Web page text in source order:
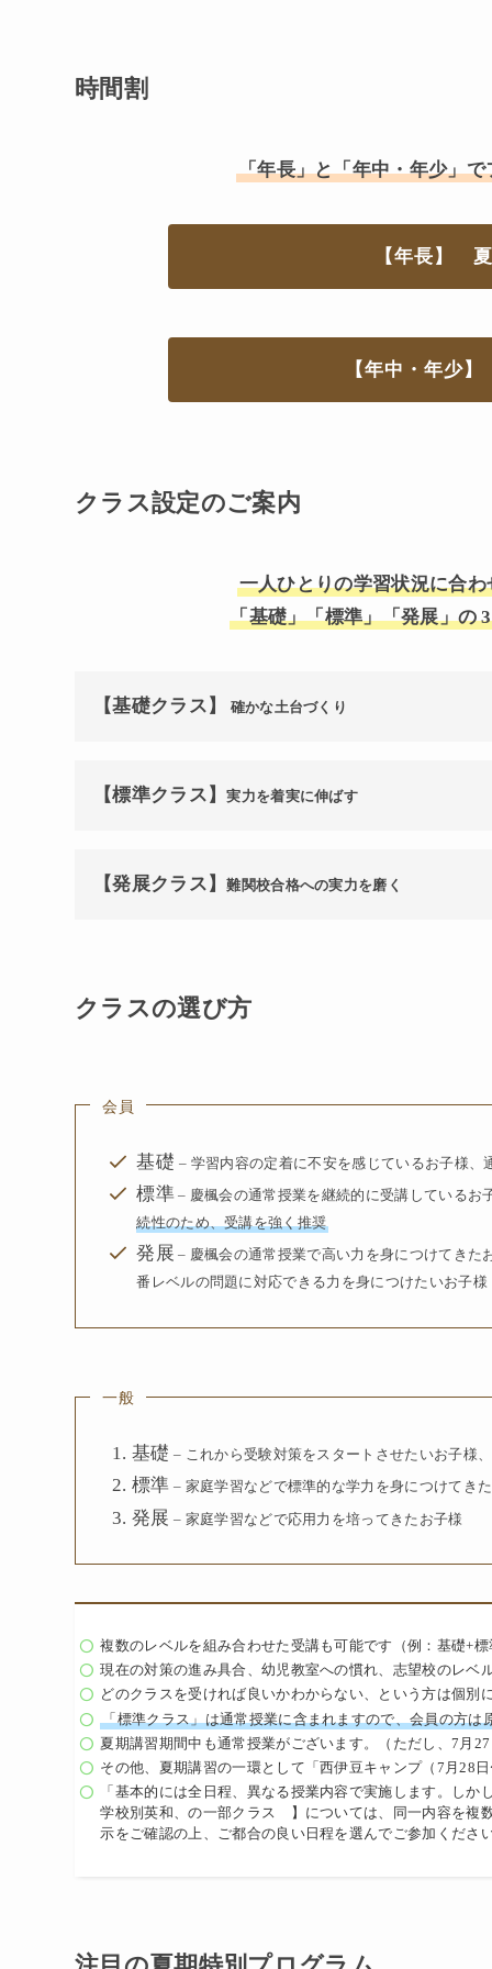
時間割
「年長」と「年中・年少」
【年長】
【年中・年少
クラス設定のご案内
一人ひとりの学習状況に合わ
「基礎」「標準」「発展」の
【基礎クラス】 確かな土台づくり
【標準クラス】実力を着実に伸ばす
【発展クラス】難関校合格への実力を磨く
クラスの選び方
会員
基礎– 学習内容の定着に不安を感じているお子様
標準– 慶楓会の通常授業を継続的に受講している
続性のため、受講を強く推奨
発展 – 慶楓会の通常授業で高い力を身につけてき
番レベルの問題に対応できる力を身につけたいお子様
一般
基礎 – これから受験対策をスタートさせたいお子様
標準 – 家庭学習などで標準的な学力を身につけてき
発展 – 家庭学習などで応用力を培ってきたお子様
複数のレベルを組み合わせた受講も可能です（例：基礎+
現在の対策の進み具合、幼児教室への慣れ、志望校のレベ
どのクラスを受ければ良いかわからない、という方は個別
「標準クラス」は通常授業に含まれますので、会員の方
夏期講習期間中も通常授業がございます。（ただし、7
その他、夏期講習の一環として「西伊豆キャンプ（7月28
「基本的には全日程、異なる授業内容で実施します
学校別英和、の一部クラス 】については、同一内容を複
示をご確認の上、ご都合の良い日程を選んでご参加くださ